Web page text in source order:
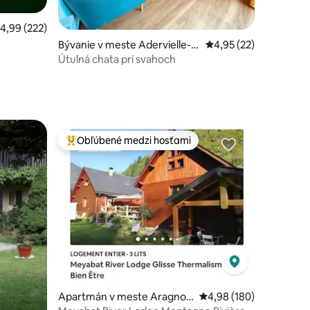
61
ohodnotenie 4,99 z 5, počet hodnotení: 222
4,99 (222)
Bývanie v meste Adervielle-P
ouchergues
Priemerné
4,95 (22)
Útulná chata pri svahoch
Najobľúbenejšie medzi hosťami
Obľúbené medzi hosťami
Apartmán v meste Aragnou Priemerné
4,98 (180)